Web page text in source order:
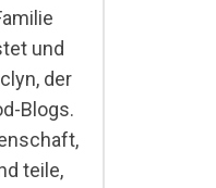
und
der
Blogs.
teile,